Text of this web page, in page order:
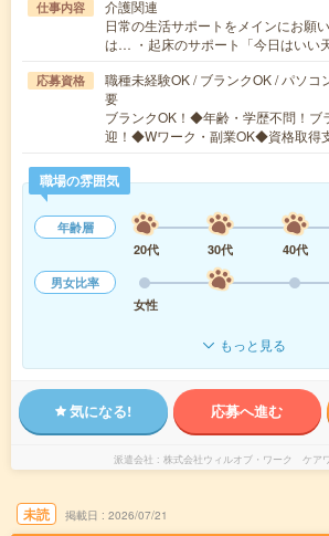
仕事内容
介護関連
日常の生活サポートをメインにお願
は… ・起床のサポート「今日はいい
応募資格
職種未経験OK / ブランクOK / パソコ
要
ブランクOK！◆年齢・学歴不問！ブ
迎！◆Wワーク・副業OK◆資格取得
職場の雰囲気
年齢層
20代
30代 40代
男女比率
女性
もっと見る
気になる! 応募へ進む
派遣会社 株式会社ウィルオブ・ワーク ケア
未読 掲載日 2026/07/21